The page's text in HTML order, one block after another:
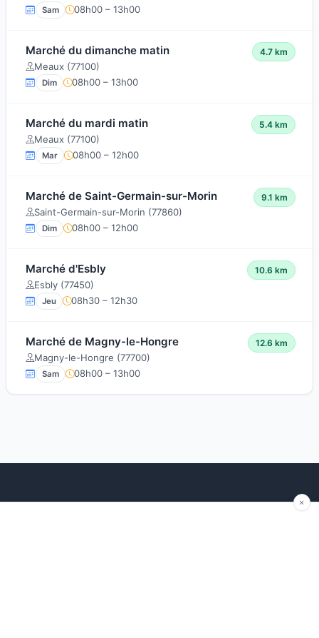
Sam 08h00 – 13h00
Marché du dimanche matin
Meaux (77100)
4.7 km
Dim 08h00 – 13h00
Marché du mardi matin
Meaux (77100)
5.4 km
Mar 08h00 – 12h00
Marché de Saint-Germain-sur-Morin
Saint-Germain-sur-Morin (77860)
9.1 km
Dim 08h00 – 12h00
Marché d'Esbly
Esbly (77450)
10.6 km
Jeu 08h30 – 12h30
Marché de Magny-le-Hongre
Magny-le-Hongre (77700)
12.6 km
Sam 08h00 – 13h00
Explorer Blog